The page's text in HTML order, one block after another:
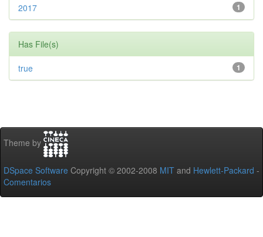
1
2017
Has File(s)
1
true
Theme by
DSpace Software Copyright © 2002-2008 MIT and Hewlett-Packard -
Comentarios